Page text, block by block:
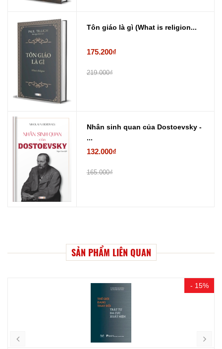
Tôn giáo là gì (What is religion...
175.200₫
219.000₫
Nhân sinh quan của Dostoevsky -
...
132.000₫
165.000₫
SẢN PHẨM LIÊN QUAN
- 15%